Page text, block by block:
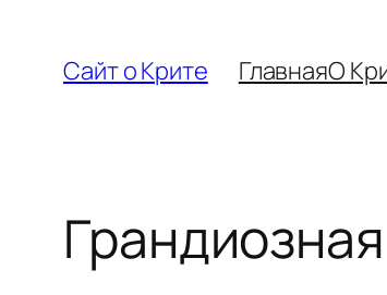
содержимому
Сайт о Крите ГлавнаяО